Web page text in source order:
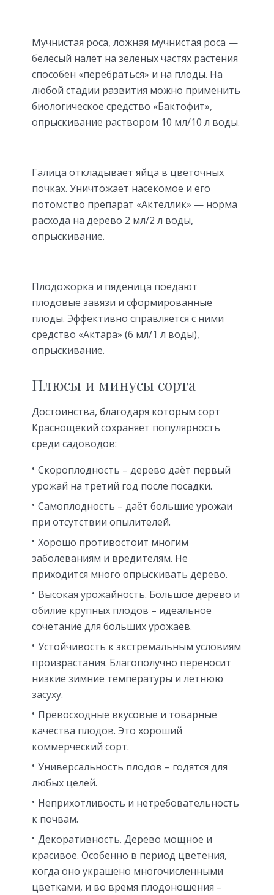
Мучнистая роса, ложная мучнистая роса —
белёсый налёт на зелёных частях растения
способен «перебраться» и на плоды. На
любой стадии развития можно применить
биологическое средство «Бактофит»,
опрыскивание раствором 10 мл/10 л воды.
Галица откладывает яйца в цветочных
почках. Уничтожает насекомое и его
потомство препарат «Актеллик» — норма
расхода на дерево 2 мл/2 л воды,
опрыскивание.
Плодожорка и пяденица поедают
плодовые завязи и сформированные
плоды. Эффективно справляется с ними
средство «Актара» (6 мл/1 л воды),
опрыскивание.
Плюсы и минусы сорта
Достоинства, благодаря которым сорт
Краснощёкий сохраняет популярность
среди садоводов:
Скороплодность – дерево даёт первый
урожай на третий год после посадки.
Самоплодность – даёт большие урожаи
при отсутствии опылителей.
Хорошо противостоит многим
заболеваниям и вредителям. Не
приходится много опрыскивать дерево.
Высокая урожайность. Большое дерево и
обилие крупных плодов – идеальное
сочетание для больших урожаев.
Устойчивость к экстремальным условиям
произрастания. Благополучно переносит
низкие зимние температуры и летнюю
засуху.
Превосходные вкусовые и товарные
качества плодов. Это хороший
коммерческий сорт.
Универсальность плодов – годятся для
любых целей.
Неприхотливость и нетребовательность
к почвам.
Декоративность. Дерево мощное и
красивое. Особенно в период цветения,
когда оно украшено многочисленными
цветками, и во время плодоношения –